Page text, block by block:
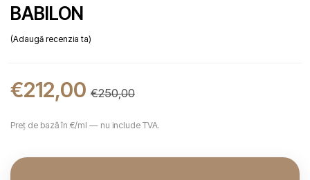
BABILON
Adaugă recenzia ta
€250,00
€212,00
Preț de bază în €/ml — nu include TVA.